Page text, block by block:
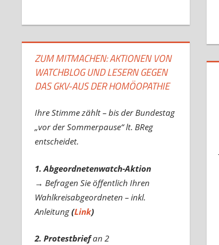
ZUM MITMACHEN: AKTIONEN VON
WATCHBLOG UND LESERN GEGEN
DAS GKV-AUS DER HOMÖOPATHIE
Ihre Stimme zählt – bis der Bundestag
„vor der Sommerpause“ lt. BReg
entscheidet.
1. Abgeordnetenwatch-Aktion
→ Befragen Sie öffentlich Ihren
Wahlkreisabgeordneten – inkl.
Anleitung(Link)
2. Protestbriefan 2